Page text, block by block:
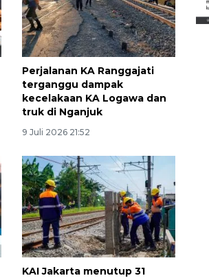
Perjalanan KA Ranggajati
terganggu dampak
kecelakaan KA Logawa dan
truk di Nganjuk
9 Juli 2026 21:52
KAI Jakarta menutup 31
05 09:00:00